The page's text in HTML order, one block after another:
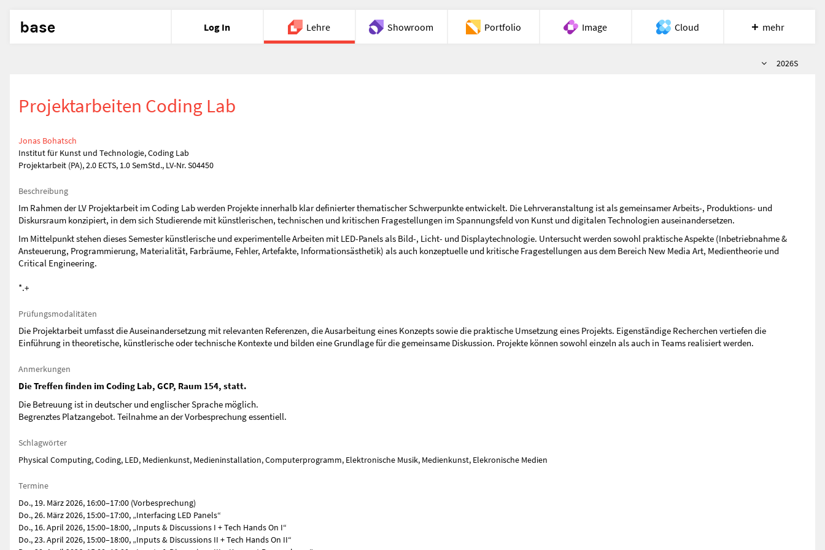
base Log In Lehre Showroom Portfolio Image Cloud
Hilfe
mehr
Semester
2026S
Projektarbeiten Coding Lab
Jonas Bohatsch
Institut für Kunst und Technologie, Coding Lab
Projektarbeit (PA), 2.0 ECTS, 1.0 SemStd., LV-Nr. S04450
Beschreibung
Im Rahmen der LV Projektarbeit im Coding Lab werden Projekte innerhalb klar definierter thematischer Schwerpunkte entwickelt. Die Lehrveranstaltung ist als gemeinsamer Arbeits-, Produktions- und
Diskursraum konzipiert, in dem sich Studierende mit künstlerischen, technischen und kritischen Fragestellungen im Spannungsfeld von Kunst und digitalen Technologien auseinandersetzen.
Im Mittelpunkt stehen dieses Semester künstlerische und experimentelle Arbeiten mit LED-Panels als Bild-, Licht- und Displaytechnologie. Untersucht werden sowohl praktische Aspekte (Inbetriebnahme &
Ansteuerung, Programmierung, Materialität, Farbräume, Fehler, Artefakte, Informationsästhetik) als auch konzeptuelle und kritische Fragestellungen aus dem Bereich New Media Art, Medientheorie und
Critical Engineering.
*.+
Prüfungsmodalitäten
Die Projektarbeit umfasst die Auseinandersetzung mit relevanten Referenzen, die Ausarbeitung eines Konzepts sowie die praktische Umsetzung eines Projekts. Eigenständige Recherchen vertiefen die
Einführung in theoretische, künstlerische oder technische Kontexte und bilden eine Grundlage für die gemeinsame Diskussion. Projekte können sowohl einzeln als auch in Teams realisiert werden.
Anmerkungen
Die Treffen finden im Coding Lab, GCP, Raum 154, statt.
Die Betreuung ist in deutscher und englischer Sprache möglich.
Begrenztes Platzangebot. Teilnahme an der Vorbesprechung essentiell.
Schlagwörter
Physical Computing, Coding, LED, Medienkunst, Medieninstallation, Computerprogramm, Elektronische Musik, Medienkunst, Elekronische Medien
Termine
Do., 19. März 2026, 16:00–17:00 (Vorbesprechung)
Do., 26. März 2026, 15:00–17:00, „Interfacing LED Panels“
Do., 16. April 2026, 15:00–18:00, „Inputs & Discussions I + Tech Hands On I“
Do., 23. April 2026, 15:00–18:00, „Inputs & Discussions II + Tech Hands On II“